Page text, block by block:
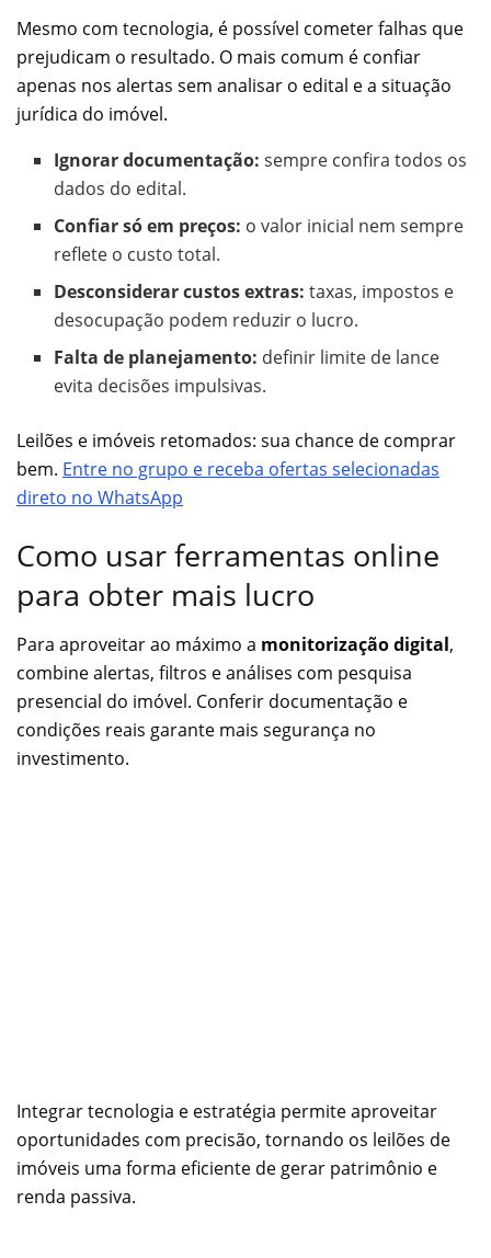
Mesmo com tecnologia, é possível cometer falhas que
prejudicam o resultado. O mais comum é confiar
apenas nos alertas sem analisar o edital e a situação
jurídica do imóvel.
Ignorar documentação: sempre confira todos os
dados do edital.
Confiar só em preços: o valor inicial nem sempre
reflete o custo total.
Desconsiderar custos extras: taxas, impostos e
desocupação podem reduzir o lucro.
Falta de planejamento: definir limite de lance
evita decisões impulsivas.
Leilões e imóveis retomados: sua chance de comprar
bem. Entre no grupo e receba ofertas selecionadas
direto no WhatsApp
Como usar ferramentas online
para obter mais lucro
Para aproveitar ao máximo a monitorização digital,
combine alertas, filtros e análises com pesquisa
presencial do imóvel. Conferir documentação e
condições reais garante mais segurança no
investimento.
Integrar tecnologia e estratégia permite aproveitar
oportunidades com precisão, tornando os leilões de
imóveis uma forma eficiente de gerar patrimônio e
renda passiva.